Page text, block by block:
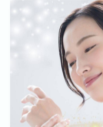
En脱毛の都
En脱毛の都度払いシス
を支払うシンプルな仕組
が特徴です。契約時に
く、必要な時に必要な
利用できます。
例えば、肌の状態や予
すく、肌トラブルが気